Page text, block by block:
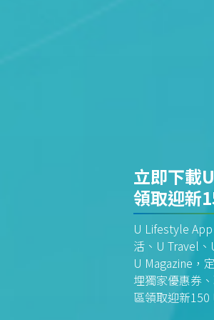
立即下載
領取迎新
U Lifestyle
活、U Travel
U Magazine，
埋獨家優惠券
區領取迎新150